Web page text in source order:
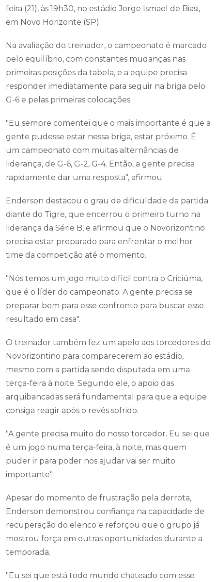
feira (21), às 19h30, no estádio Jorge Ismael de Biasi,
em Novo Horizonte (SP).
Na avaliação do treinador, o campeonato é marcado
pelo equilíbrio, com constantes mudanças nas
primeiras posições da tabela, e a equipe precisa
responder imediatamente para seguir na briga pelo
G-6 e pelas primeiras colocações.
"Eu sempre comentei que o mais importante é que a
gente pudesse estar nessa briga, estar próximo. É
um campeonato com muitas alternâncias de
liderança, de G-6, G-2, G-4. Então, a gente precisa
rapidamente dar uma resposta", afirmou.
Enderson destacou o grau de dificuldade da partida
diante do Tigre, que encerrou o primeiro turno na
liderança da Série B, e afirmou que o Novorizontino
precisa estar preparado para enfrentar o melhor
time da competição até o momento.
"Nós temos um jogo muito difícil contra o Criciúma,
que é o líder do campeonato. A gente precisa se
preparar bem para esse confronto para buscar esse
resultado em casa".
O treinador também fez um apelo aos torcedores do
Novorizontino para comparecerem ao estádio,
mesmo com a partida sendo disputada em uma
terça-feira à noite. Segundo ele, o apoio das
arquibancadas será fundamental para que a equipe
consiga reagir após o revés sofrido.
"A gente precisa muito do nosso torcedor. Eu sei que
é um jogo numa terça-feira, à noite, mas quem
puder ir para poder nos ajudar vai ser muito
importante".
Apesar do momento de frustração pela derrota,
Enderson demonstrou confiança na capacidade de
recuperação do elenco e reforçou que o grupo já
mostrou força em outras oportunidades durante a
temporada.
"Eu sei que está todo mundo chateado com esse